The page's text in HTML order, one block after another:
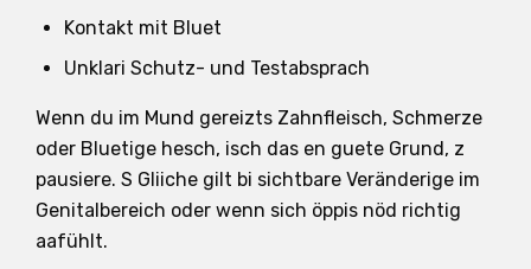
Kontakt mit Bluet
Unklari Schutz- und Testabsprach
Wenn du im Mund gereizts Zahnfleisch, Schmerze
oder Bluetige hesch, isch das en guete Grund, z
pausiere. S Gliiche gilt bi sichtbare Veränderige im
Genitalbereich oder wenn sich öppis nöd richtig
aafühlt.